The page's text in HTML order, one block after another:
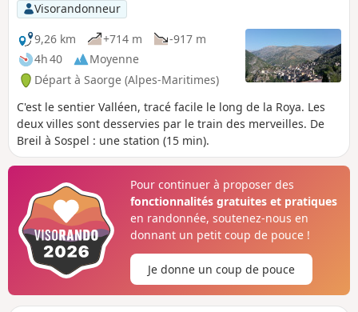
colossal des anciennes communautés
paysannes. À la Baisse d'Anan, les
prairies naturelles permanentes
regroupées autour de la bergerie
principale attestent d'une activité
passée mais aussi d'un alpage annuel.
L'itinéraire retour boisé offre de belles
vues sur le vallon.
Visorandonneur
9,26 km
+714 m
-917 m
4h 40
Moyenne
Départ à Saorge (Alpes-Maritimes)
C'est le sentier Valléen, tracé facile le long de la Roya. Les
deux villes sont desservies par le train des merveilles. De
Breil à Sospel : une station (15 min).
Pour continuer à proposer des
fonctionnalités gratuites et pratiques
en randonnée, soutenez-nous en
donnant un petit coup de pouce !
Je donne un coup de pouce